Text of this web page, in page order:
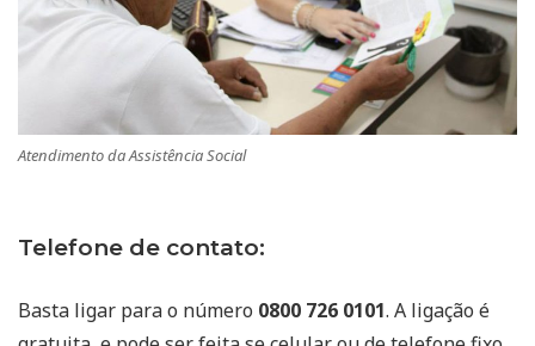
Atendimento da Assistência Social
Telefone de contato:
Basta ligar para o número 0800 726 0101. A ligação é